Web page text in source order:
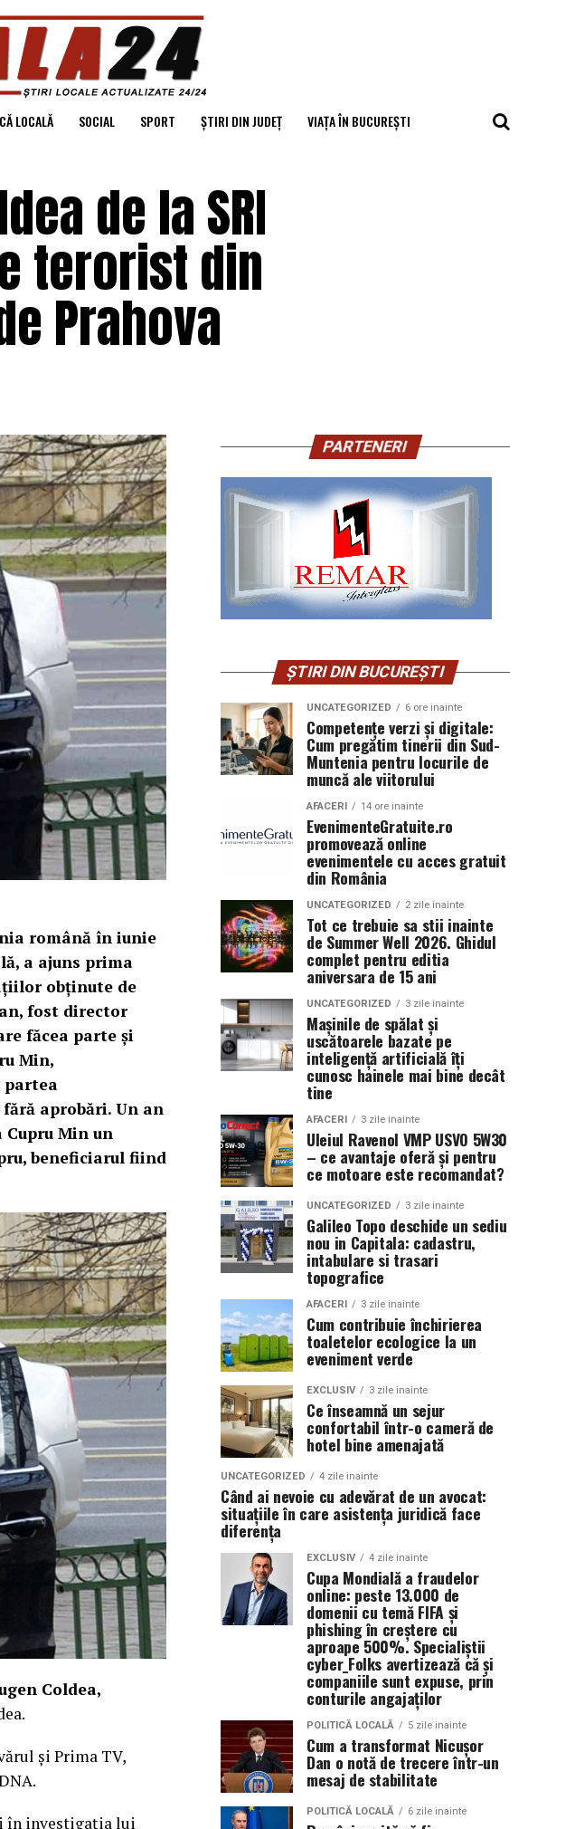
LOCALĂ SOCIAL SPORT ȘTIRI DIN JUDEȚ VIAȚA ÎN BUCUREȘTI
de la SRI
terorist din
Prahova
română în iunie
a ajuns prima
obținute de
fost director
făcea parte și
Min,
partea
aprobări. Un an
Cupru Min un
beneficiarul fiind
Coldea,
și Prima TV,
în investigația lui
PARTENERI
ȘTIRI DIN BUCUREȘTI
UNCATEGORIZED 6 ore inainte
Competențe verzi și digitale:
Cum pregătim tinerii din Sud-
Muntenia pentru locurile de
muncă ale viitorului
AFACERI 14 ore inainte
EvenimenteGratuite.ro
promovează online
evenimentele cu acces gratuit
din România
UNCATEGORIZED 2 zile inainte
Tot ce trebuie sa stii inainte
de Summer Well 2026. Ghidul
complet pentru editia
aniversara de 15 ani
UNCATEGORIZED 3 zile inainte
Mașinile de spălat și
uscătoarele bazate pe
inteligență artificială îți
cunosc hainele mai bine decât
tine
AFACERI 3 zile inainte
Uleiul Ravenol VMP USVO 5W30
– ce avantaje oferă și pentru
ce motoare este recomandat?
UNCATEGORIZED 3 zile inainte
Galileo Topo deschide un sediu
nou in Capitala: cadastru,
intabulare si trasari
topografice
AFACERI 3 zile inainte
Cum contribuie închirierea
toaletelor ecologice la un
eveniment verde
EXCLUSIV 3 zile inainte
Ce înseamnă un sejur
confortabil într-o cameră de
hotel bine amenajată
UNCATEGORIZED 4 zile inainte
Când ai nevoie cu adevărat de un avocat:
situațiile în care asistența juridică face
diferența
EXCLUSIV 4 zile inainte
Cupa Mondială a fraudelor
online: peste 13.000 de
domenii cu temă FIFA și
phishing în creștere cu
aproape 500%. Specialiștii
cyber_Folks avertizează că și
companiile sunt expuse, prin
conturile angajaților
POLITICĂ LOCALĂ 5 zile inainte
Cum a transformat Nicușor
Dan o notă de trecere într-un
mesaj de stabilitate
POLITICĂ LOCALĂ 6 zile inainte